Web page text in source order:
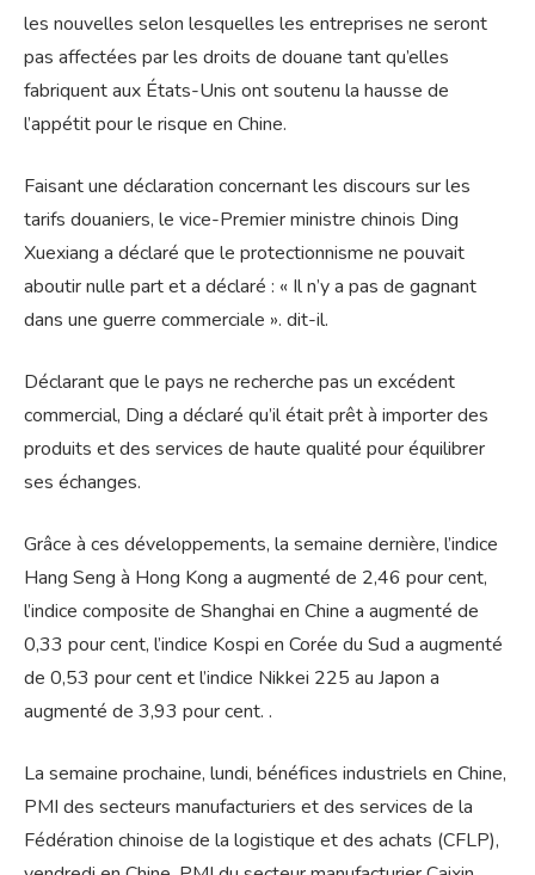
les nouvelles selon lesquelles les entreprises ne seront
pas affectées par les droits de douane tant qu’elles
fabriquent aux États-Unis ont soutenu la hausse de
l’appétit pour le risque en Chine.
Faisant une déclaration concernant les discours sur les
tarifs douaniers, le vice-Premier ministre chinois Ding
Xuexiang a déclaré que le protectionnisme ne pouvait
aboutir nulle part et a déclaré : « Il n’y a pas de gagnant
dans une guerre commerciale ». dit-il.
Déclarant que le pays ne recherche pas un excédent
commercial, Ding a déclaré qu’il était prêt à importer des
produits et des services de haute qualité pour équilibrer
ses échanges.
Grâce à ces développements, la semaine dernière, l’indice
Hang Seng à Hong Kong a augmenté de 2,46 pour cent,
l’indice composite de Shanghai en Chine a augmenté de
0,33 pour cent, l’indice Kospi en Corée du Sud a augmenté
de 0,53 pour cent et l’indice Nikkei 225 au Japon a
augmenté de 3,93 pour cent. .
La semaine prochaine, lundi, bénéfices industriels en Chine,
PMI des secteurs manufacturiers et des services de la
Fédération chinoise de la logistique et des achats (CFLP),